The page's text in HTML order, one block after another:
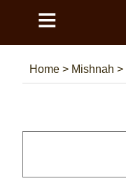
≡
Home > Mishnah >